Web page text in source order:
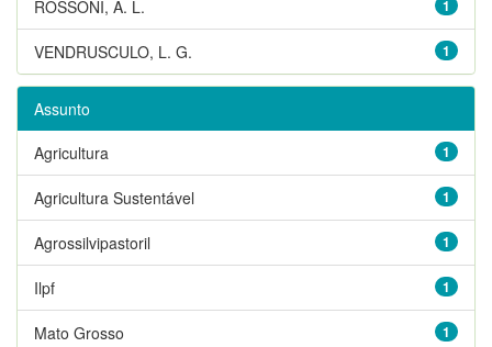
1
ROSSONI, A. L.
1
VENDRUSCULO, L. G.
Assunto
1
Agricultura
1
Agricultura Sustentável
1
Agrossilvipastoril
1
Ilpf
1
Mato Grosso